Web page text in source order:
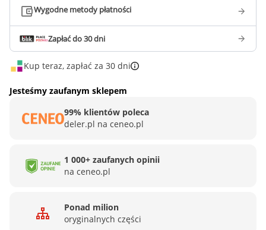
Wygodne metody płatności
Zapłać do 30 dni
Kup teraz, zapłać za 30 dni
Jesteśmy zaufanym sklepem
99% klientów poleca
deler.pl na ceneo.pl
1 000+ zaufanych opinii
na ceneo.pl
Ponad milion
oryginalnych części